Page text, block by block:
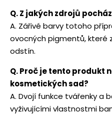
Q. Z jakých zdrojů
A. Zářivé barvy totoho
ovocných pigmentů, které
odstín.
Q. Proč je tento produkt
kosmetických sad?
A. Dvojí funkce tvářenky a
vyživujícími vlastnostmi